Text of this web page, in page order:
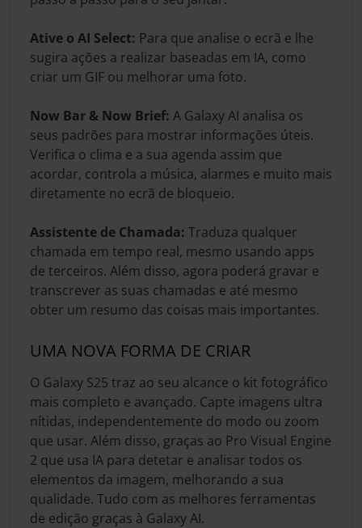
Ative o AI Select: Para que analise o ecrã e lhe
sugira ações a realizar baseadas em IA, como
criar um GIF ou melhorar uma foto.
Now Bar & Now Brief: A Galaxy AI analisa os
seus padrões para mostrar informações úteis.
Verifica o clima e a sua agenda assim que
acordar, controla a música, alarmes e muito mais
diretamente no ecrã de bloqueio.
Assistente de Chamada: Traduza qualquer
chamada em tempo real, mesmo usando apps
de terceiros. Além disso, agora poderá gravar e
transcrever as suas chamadas e até mesmo
obter um resumo das coisas mais importantes.
UMA NOVA FORMA DE CRIAR
O Galaxy S25 traz ao seu alcance o kit fotográfico
mais completo e avançado. Capte imagens ultra
nítidas, independentemente do modo ou zoom
que usar. Além disso, graças ao Pro Visual Engine
2 que usa IA para detetar e analisar todos os
elementos da imagem, melhorando a sua
qualidade. Tudo com as melhores ferramentas
de edição graças à Galaxy AI.